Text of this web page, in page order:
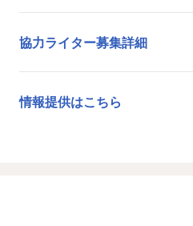
協力ライター募集詳細
情報提供はこちら